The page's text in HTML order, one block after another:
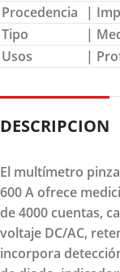
Procedencia
|
Tipo
|
Usos
|
DESCRIPCION
El multímetro
600 A ofrece
de 4000 cuentas,
voltaje DC/AC,
incorpora